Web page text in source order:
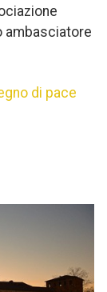
ambasciatore
di pace